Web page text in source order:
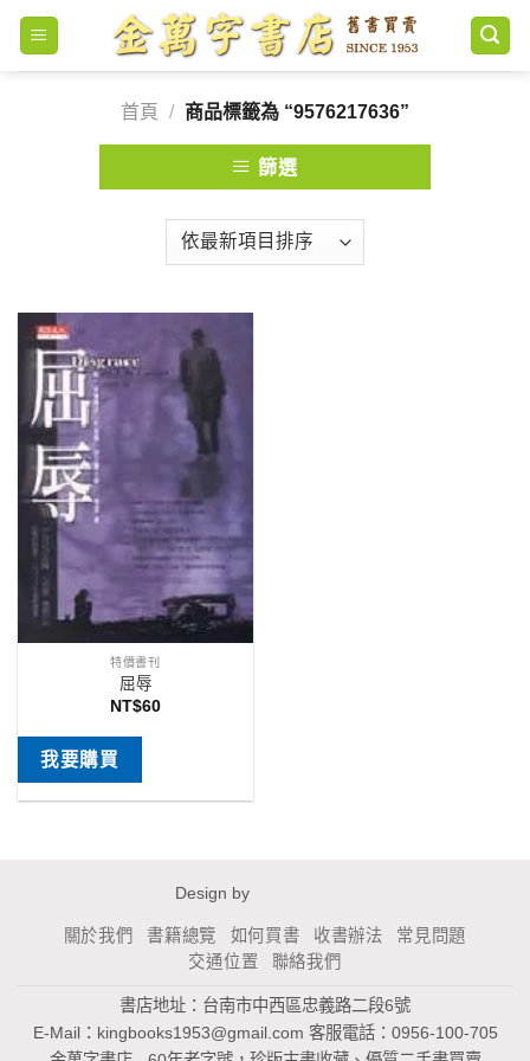
Skip
content
首頁
/ 商品標籤為 “9576217636”
篩選
特價書刊
屈辱
NT$60
我要購買
Design by
關於我們 書籍總覽 如何買書 收書辦法
常見問題
交通位置
聯絡我們
書店地址：台南市中西區忠義路二段6號
E-Mail： kingbooks1953@gmail.com 客服電話：0956-100-705